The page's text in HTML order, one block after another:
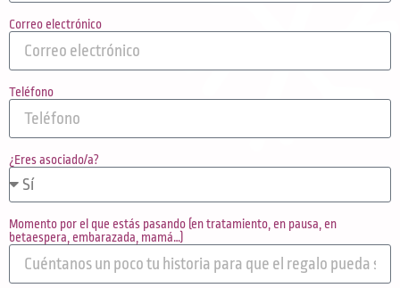
Correo electrónico
Teléfono
¿Eres asociado/a?
Momento por el que estás pasando (en tratamiento, en pausa, en
betaespera, embarazada, mamá…)